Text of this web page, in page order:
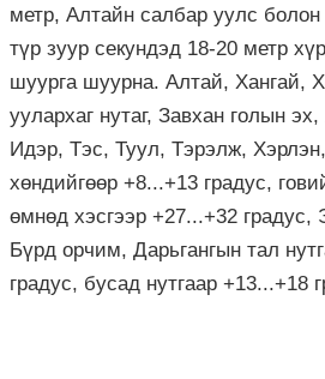
метр, Алтайн салбар уулс болон
түр зуур секундэд 18-20 метр
шуурга шуурна. Алтай, Хангай,
уулархаг нутаг, Завхан голын
Идэр, Тэс, Туул, Тэрэлж,
хөндийгөөр +8...+13 градус,
өмнөд хэсгээр +27...+32
Бүрд орчим, Дарьгангын тал
градус, бусад нутгаар +13...+18